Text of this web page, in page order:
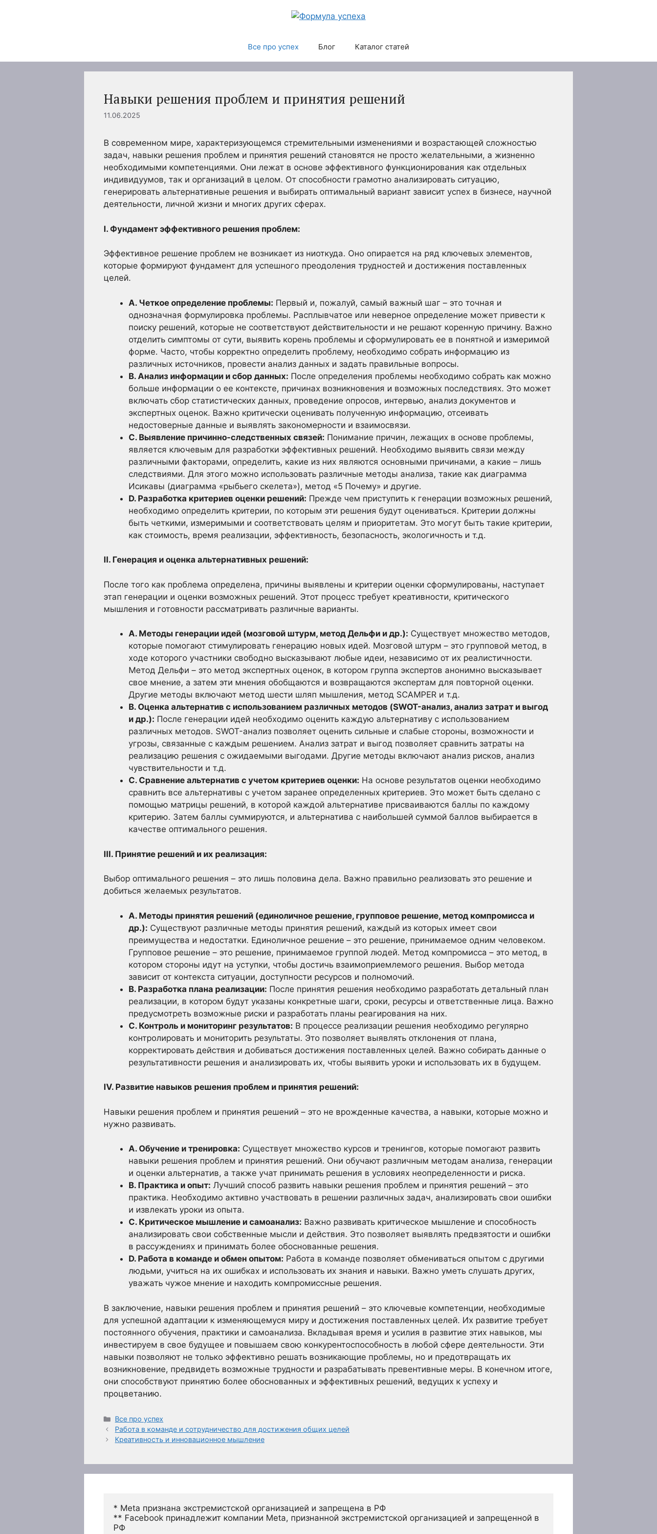
Все про успех Блог Каталог статей
Навыки решения проблем и принятия решений
11.06.2025
В современном мире, характеризующемся стремительными изменениями и возрастающей сложностью
задач, навыки решения проблем и принятия решений становятся не просто желательными, а жизненно
необходимыми компетенциями. Они лежат в основе эффективного функционирования как отдельных
индивидуумов, так и организаций в целом. От способности грамотно анализировать ситуацию,
генерировать альтернативные решения и выбирать оптимальный вариант зависит успех в бизнесе, научной
деятельности, личной жизни и многих других сферах.
I. Фундамент эффективного решения проблем:
Эффективное решение проблем не возникает из ниоткуда. Оно опирается на ряд ключевых элементов,
которые формируют фундамент для успешного преодоления трудностей и достижения поставленных
целей.
А. Четкое определение проблемы: Первый и, пожалуй, самый важный шаг – это точная и
однозначная формулировка проблемы. Расплывчатое или неверное определение может привести к
поиску решений, которые не соответствуют действительности и не решают коренную причину. Важно
отделить симптомы от сути, выявить корень проблемы и сформулировать ее в понятной и измеримой
форме. Часто, чтобы корректно определить проблему, необходимо собрать информацию из
различных источников, провести анализ данных и задать правильные вопросы.
B. Анализ информации и сбор данных: После определения проблемы необходимо собрать как можно
больше информации о ее контексте, причинах возникновения и возможных последствиях. Это может
включать сбор статистических данных, проведение опросов, интервью, анализ документов и
экспертных оценок. Важно критически оценивать полученную информацию, отсеивать
недостоверные данные и выявлять закономерности и взаимосвязи.
C. Выявление причинно-следственных связей: Понимание причин, лежащих в основе проблемы,
является ключевым для разработки эффективных решений. Необходимо выявить связи между
различными факторами, определить, какие из них являются основными причинами, а какие – лишь
следствиями. Для этого можно использовать различные методы анализа, такие как диаграмма
Исикавы (диаграмма «рыбьего скелета»), метод «5 Почему» и другие.
D. Разработка критериев оценки решений: Прежде чем приступить к генерации возможных решений,
необходимо определить критерии, по которым эти решения будут оцениваться. Критерии должны
быть четкими, измеримыми и соответствовать целям и приоритетам. Это могут быть такие критерии,
как стоимость, время реализации, эффективность, безопасность, экологичность и т.д.
II. Генерация и оценка альтернативных решений:
После того как проблема определена, причины выявлены и критерии оценки сформулированы, наступает
этап генерации и оценки возможных решений. Этот процесс требует креативности, критического
мышления и готовности рассматривать различные варианты.
A. Методы генерации идей (мозговой штурм, метод Дельфи и др.): Существует множество методов,
которые помогают стимулировать генерацию новых идей. Мозговой штурм – это групповой метод, в
ходе которого участники свободно высказывают любые идеи, независимо от их реалистичности.
Метод Дельфи – это метод экспертных оценок, в котором группа экспертов анонимно высказывает
свое мнение, а затем эти мнения обобщаются и возвращаются экспертам для повторной оценки.
Другие методы включают метод шести шляп мышления, метод SCAMPER и т.д.
B. Оценка альтернатив с использованием различных методов (SWOT-анализ, анализ затрат и выгод
и др.): После генерации идей необходимо оценить каждую альтернативу с использованием
различных методов. SWOT-анализ позволяет оценить сильные и слабые стороны, возможности и
угрозы, связанные с каждым решением. Анализ затрат и выгод позволяет сравнить затраты на
реализацию решения с ожидаемыми выгодами. Другие методы включают анализ рисков, анализ
чувствительности и т.д.
C. Сравнение альтернатив с учетом критериев оценки: На основе результатов оценки необходимо
сравнить все альтернативы с учетом заранее определенных критериев. Это может быть сделано с
помощью матрицы решений, в которой каждой альтернативе присваиваются баллы по каждому
критерию. Затем баллы суммируются, и альтернатива с наибольшей суммой баллов выбирается в
качестве оптимального решения.
III. Принятие решений и их реализация:
Выбор оптимального решения – это лишь половина дела. Важно правильно реализовать это решение и
добиться желаемых результатов.
A. Методы принятия решений (единоличное решение, групповое решение, метод компромисса и
др.): Существуют различные методы принятия решений, каждый из которых имеет свои
преимущества и недостатки. Единоличное решение – это решение, принимаемое одним человеком.
Групповое решение – это решение, принимаемое группой людей. Метод компромисса – это метод, в
котором стороны идут на уступки, чтобы достичь взаимоприемлемого решения. Выбор метода
зависит от контекста ситуации, доступности ресурсов и полномочий.
B. Разработка плана реализации: После принятия решения необходимо разработать детальный план
реализации, в котором будут указаны конкретные шаги, сроки, ресурсы и ответственные лица. Важно
предусмотреть возможные риски и разработать планы реагирования на них.
C. Контроль и мониторинг результатов: В процессе реализации решения необходимо регулярно
контролировать и мониторить результаты. Это позволяет выявлять отклонения от плана,
корректировать действия и добиваться достижения поставленных целей. Важно собирать данные о
результативности решения и анализировать их, чтобы выявить уроки и использовать их в будущем.
IV. Развитие навыков решения проблем и принятия решений:
Навыки решения проблем и принятия решений – это не врожденные качества, а навыки, которые можно и
нужно развивать.
A. Обучение и тренировка: Существует множество курсов и тренингов, которые помогают развить
навыки решения проблем и принятия решений. Они обучают различным методам анализа, генерации
и оценки альтернатив, а также учат принимать решения в условиях неопределенности и риска.
B. Практика и опыт: Лучший способ развить навыки решения проблем и принятия решений – это
практика. Необходимо активно участвовать в решении различных задач, анализировать свои ошибки
и извлекать уроки из опыта.
C. Критическое мышление и самоанализ: Важно развивать критическое мышление и способность
анализировать свои собственные мысли и действия. Это позволяет выявлять предвзятости и ошибки
в рассуждениях и принимать более обоснованные решения.
D. Работа в команде и обмен опытом: Работа в команде позволяет обмениваться опытом с другими
людьми, учиться на их ошибках и использовать их знания и навыки. Важно уметь слушать других,
уважать чужое мнение и находить компромиссные решения.
В заключение, навыки решения проблем и принятия решений – это ключевые компетенции, необходимые
для успешной адаптации к изменяющемуся миру и достижения поставленных целей. Их развитие требует
постоянного обучения, практики и самоанализа. Вкладывая время и усилия в развитие этих навыков, мы
инвестируем в свое будущее и повышаем свою конкурентоспособность в любой сфере деятельности. Эти
навыки позволяют не только эффективно решать возникающие проблемы, но и предотвращать их
возникновение, предвидеть возможные трудности и разрабатывать превентивные меры. В конечном итоге,
они способствуют принятию более обоснованных и эффективных решений, ведущих к успеху и
процветанию.
Рубрики
Все про успех
Работа в команде и сотрудничество для достижения общих целей
Креативность и инновационное мышление
* Meta признана экстремистской организацией и запрещена в РФ
** Facebook принадлежит компании Meta, признанной экстремистской организацией и запрещенной в
РФ